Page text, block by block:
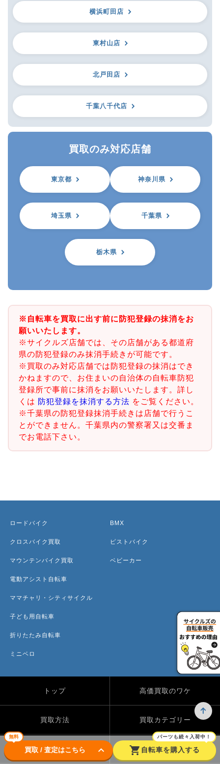
横浜町田店
東村山店
北戸田店
千葉八千代店
買取のみ対応店舗
東京都 神奈川県
埼玉県 千葉県
栃木県
※自転車を買取に出す前に防犯登録の抹消をお
願いいたします。
※サイクルズ店舗では、その店舗がある都道府
県の防犯登録のみ抹消手続きが可能です。
※買取のみ対応店舗では防犯登録の抹消はでき
かねますので、お住まいの自治体の自転車防犯
登録所で事前に抹消をお願いいたします。詳し
くは 防犯登録を抹消する方法 をご覧ください。
※千葉県の防犯登録抹消手続きは店舗で行うこ
とができません。千葉県内の警察署又は交番ま
でお電話下さい。
無料
買取 / 査定はこちら keyboard_arrow_down shopping_cart
パーツも続々入荷中！
自転車を購入する
ロードバイク
クロスバイク買取
マウンテンバイク買取
電動アシスト自転車
ママチャリ・シティサイクル
子ども用自転車
折りたたみ自転車
ミニベロ
BMX
ピストバイク
ベビーカー
トップ 高価買取のワケ
買取方法 買取カテゴリー
買取実績 自転車のコラム